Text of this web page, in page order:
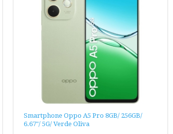
Smartphone Oppo A5 Pro 8GB/ 256GB/
6.67"/ 5G/ Verde Oliva